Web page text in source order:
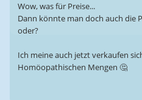
Wow, was für Preise...
Dann könnte man doch auch die
oder?
Ich meine auch jetzt verkaufen
Homöopathischen Mengen 🤔